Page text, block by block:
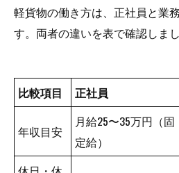
軽貨物の働き方は、正社員と業
す。両者の違いを表で確認しまし
比較項目 正社員
年収目安
月給25〜35万円（固
定給）